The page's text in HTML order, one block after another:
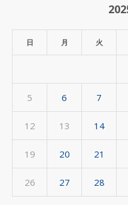
イ
日 月 火
5 6 7
12 13 14
19 20 21
26 27 28